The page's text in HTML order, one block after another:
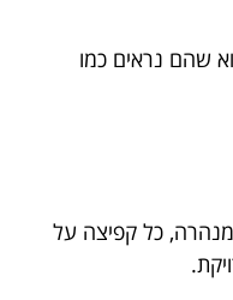
שהם נראים כמו
כל קפיצה על